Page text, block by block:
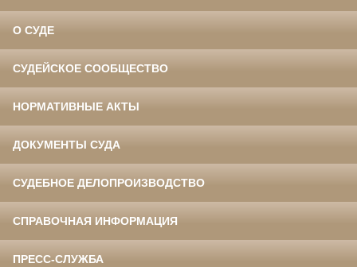
О СУДЕ
СУДЕЙСКОЕ СООБЩЕСТВО
НОРМАТИВНЫЕ АКТЫ
ДОКУМЕНТЫ СУДА
СУДЕБНОЕ ДЕЛОПРОИЗВОДСТВО
СПРАВОЧНАЯ ИНФОРМАЦИЯ
ПРЕСС-СЛУЖБА